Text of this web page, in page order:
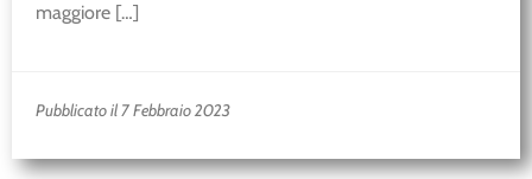
maggiore […]
Pubblicato il 7 Febbraio 2023